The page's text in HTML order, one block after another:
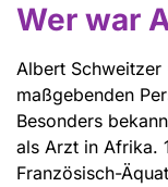
Wer war
Albert
maßgebenden
Besonders
als Arzt in Afrika.
Französisch-